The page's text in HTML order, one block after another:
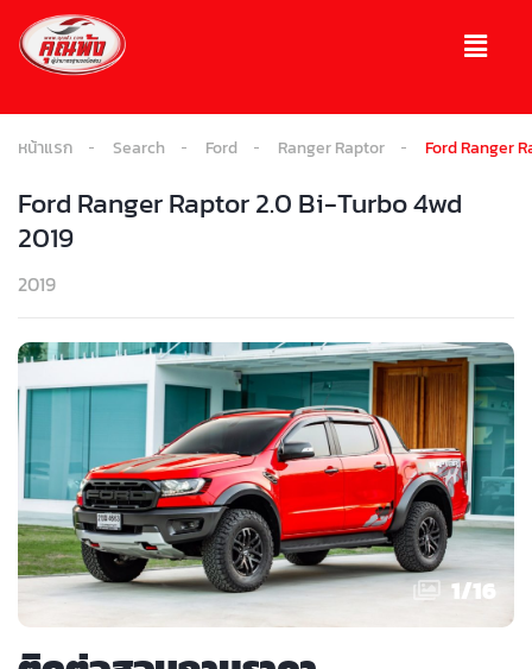
หน้าแรก Search Ford Ranger Raptor Ford Ranger
Ford Ranger Raptor 2.0 Bi-Turbo 4wd
2019
2019
1/16